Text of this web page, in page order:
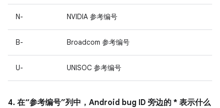
N- NVIDIA 参考编号
B- Broadcom 参考编号
U- UNISOC 参考编号
4. 在“参考编号”列中，Android bug ID 旁边的 * 表示什么